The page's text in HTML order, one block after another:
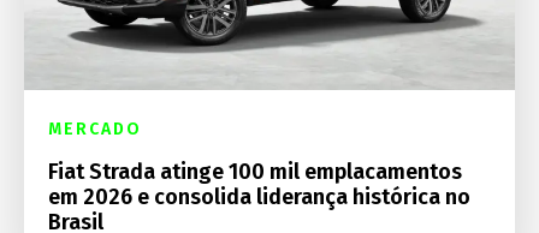
MERCADO
Fiat Strada atinge 100 mil emplacamentos
em 2026 e consolida liderança histórica no
Brasil